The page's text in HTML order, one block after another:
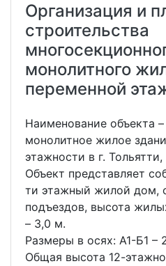
Организация и
строительства
монолитного
переменной
Наименование объекта
монолитное жилое
этажности в г.
Объект представляет
ти этажный жилой дом,
подъездов, высота
– 3,0 м.
Размеры в осях: А1-Б1 –
Общая высота 12-